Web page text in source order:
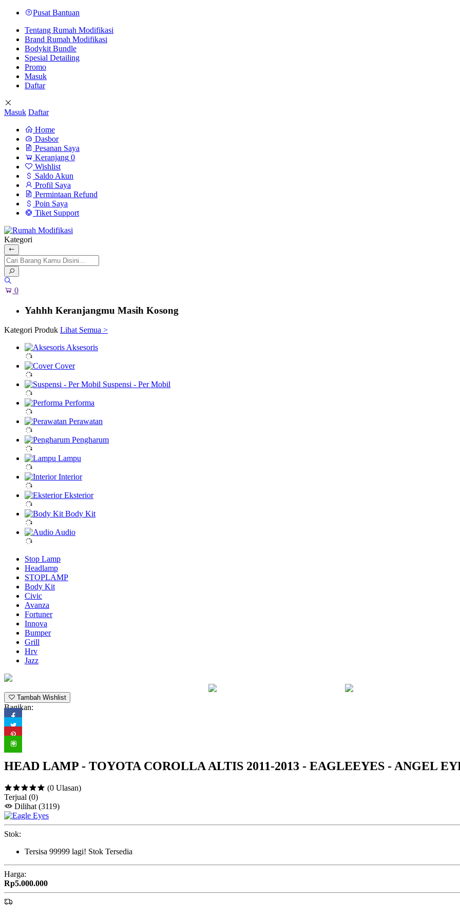
Pusat Bantuan
Tentang Rumah Modifikasi
Brand Rumah Modifikasi
Bodykit Bundle
Spesial Detailing
Promo
Masuk
Daftar
Masuk Daftar
Home
Dasbor
Pesanan Saya
Keranjang 0
Wishlist
Saldo Akun
Profil Saya
Permintaan Refund
Poin Saya
Tiket Support
Kategori
0
Yahhh Keranjangmu Masih Kosong
Kategori Produk Lihat Semua >
Aksesoris
Cover
Suspensi - Per Mobil
Performa
Perawatan
Pengharum
Lampu
Interior
Eksterior
Body Kit
Audio
Stop Lamp
Headlamp
STOPLAMP
Body Kit
Civic
Avanza
Fortuner
Innova
Bumper
Grill
Hrv
Jazz
Tambah Wishlist
Bagikan:
HEAD LAMP - TOYOTA COROLLA ALTIS 2011-2013 - EAGLEEYES - ANGEL
(0 Ulasan)
Terjual (0)
Dilihat (3119)
Stok:
Tersisa 99999 lagi! Stok Tersedia
Harga:
Rp5.000.000